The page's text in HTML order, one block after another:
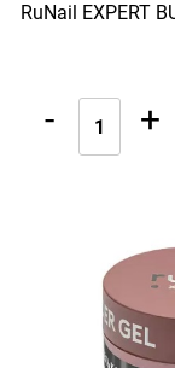
RuNail EXPERT
- +